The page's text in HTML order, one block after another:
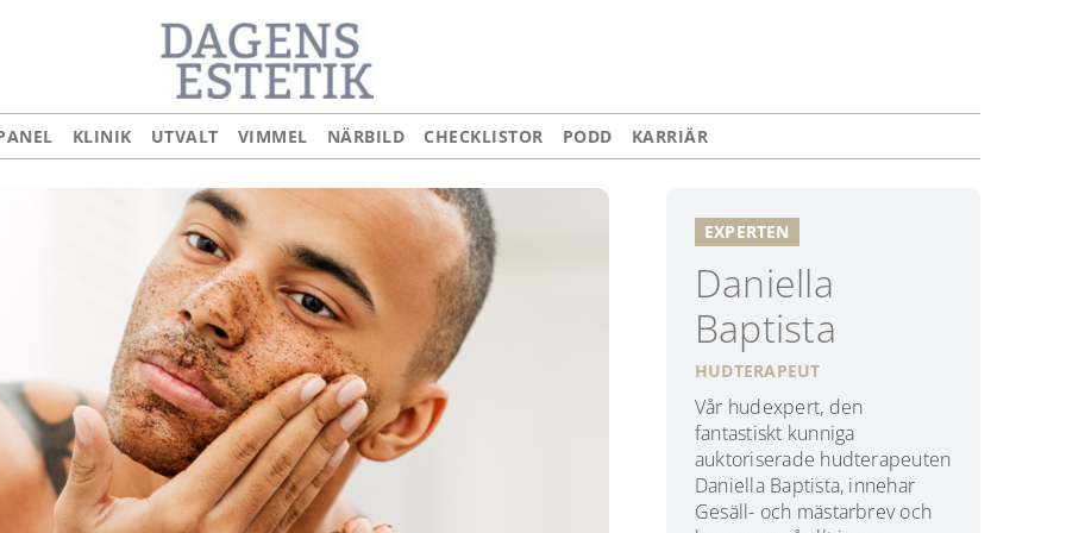
KLINIK UTVALT VIMMEL NÄRBILD CHECKLISTOR PODD KARRIÄR
EXPERTEN
Daniella
Baptista
HUDTERAPEUT
Vår hudexpert, den
fantastiskt kunniga
auktoriserade hudterapeuten
Daniella Baptista, innehar
Gesäll- och mästarbrev och